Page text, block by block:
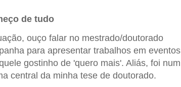
de tudo
ouço falar no mestrado/doutorado
para apresentar trabalhos em eventos
gostinho de 'quero mais'. Aliás, foi num
central da minha tese de doutorado.